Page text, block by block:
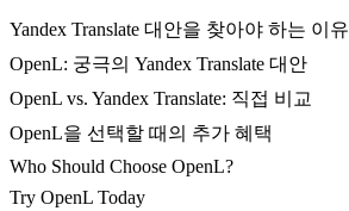
Yandex Translate 대안을 찾아야 하는 이유
OpenL: 궁극의 Yandex Translate 대안
OpenL vs. Yandex Translate: 직접 비교
OpenL을 선택할 때의 추가 혜택
Who Should Choose OpenL?
Try OpenL Today